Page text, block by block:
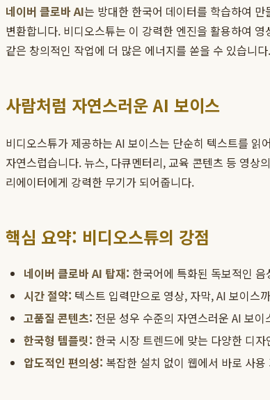
네이버 클로바 AI는 방대한 한국어 데이터를 학습하여
변환합니다. 비디오스튜는 이 강력한 엔진을 활용하여
같은 창의적인 작업에 더 많은 에너지를 쏟을 수 있습니
사람처럼 자연스러운 AI 보이스
비디오스튜가 제공하는 AI 보이스는 단순히 텍스트를
자연스럽습니다. 뉴스, 다큐멘터리, 교육 콘텐츠 등 영상
리에이터에게 강력한 무기가 되어줍니다.
핵심 요약: 비디오스튜의 강점
네이버 클로바 AI 탑재: 한국어에 특화된 독보적인
시간 절약: 텍스트 입력만으로 영상, 자막, AI 보이스
고품질 콘텐츠: 전문 성우 수준의 자연스러운 AI 보
한국형 템플릿: 한국 시장 트렌드에 맞는 다양한 디
압도적인 편의성: 복잡한 설치 없이 웹에서 바로 사